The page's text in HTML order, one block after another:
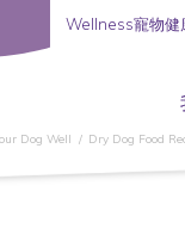
Wellness寵物健
Dog Well Dry Dog Food